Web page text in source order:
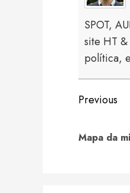
SPOT,
site HT &
política,
Previous
Mapa da